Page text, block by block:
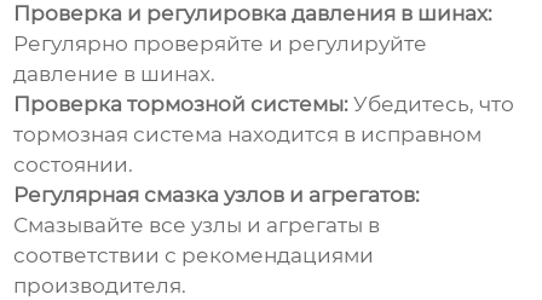
Проверка и регулировка давления в шинах:
Регулярно проверяйте и регулируйте
давление в шинах.
Проверка тормозной системы: Убедитесь, что
тормозная система находится в исправном
состоянии.
Регулярная смазка узлов и агрегатов:
Смазывайте все узлы и агрегаты в
соответствии с рекомендациями
производителя.